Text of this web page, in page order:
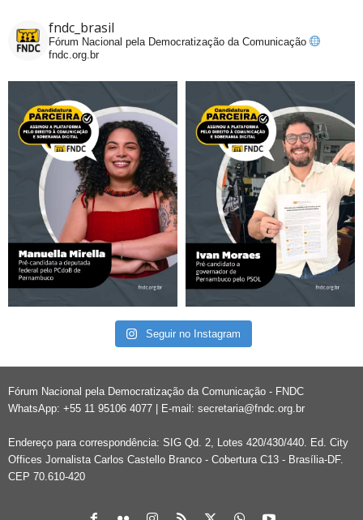
fndc_brasil
Fórum Nacional pela Democratização da Comunicação
fndc.org.br
Seguir no Instagram
Fórum Nacional pela Democratização da Comunicação - FNDC
WhatsApp: +55 11 95106 4077 | E-mail: secretaria@fndc.org.br
Endereço para correspondência: SIG Qd. 2, Lotes 420/430/440. Ed. City
Offices Jornalista Carlos Castello Branco - Cobertura C13 - Brasília-DF.
CEP 70.610-420